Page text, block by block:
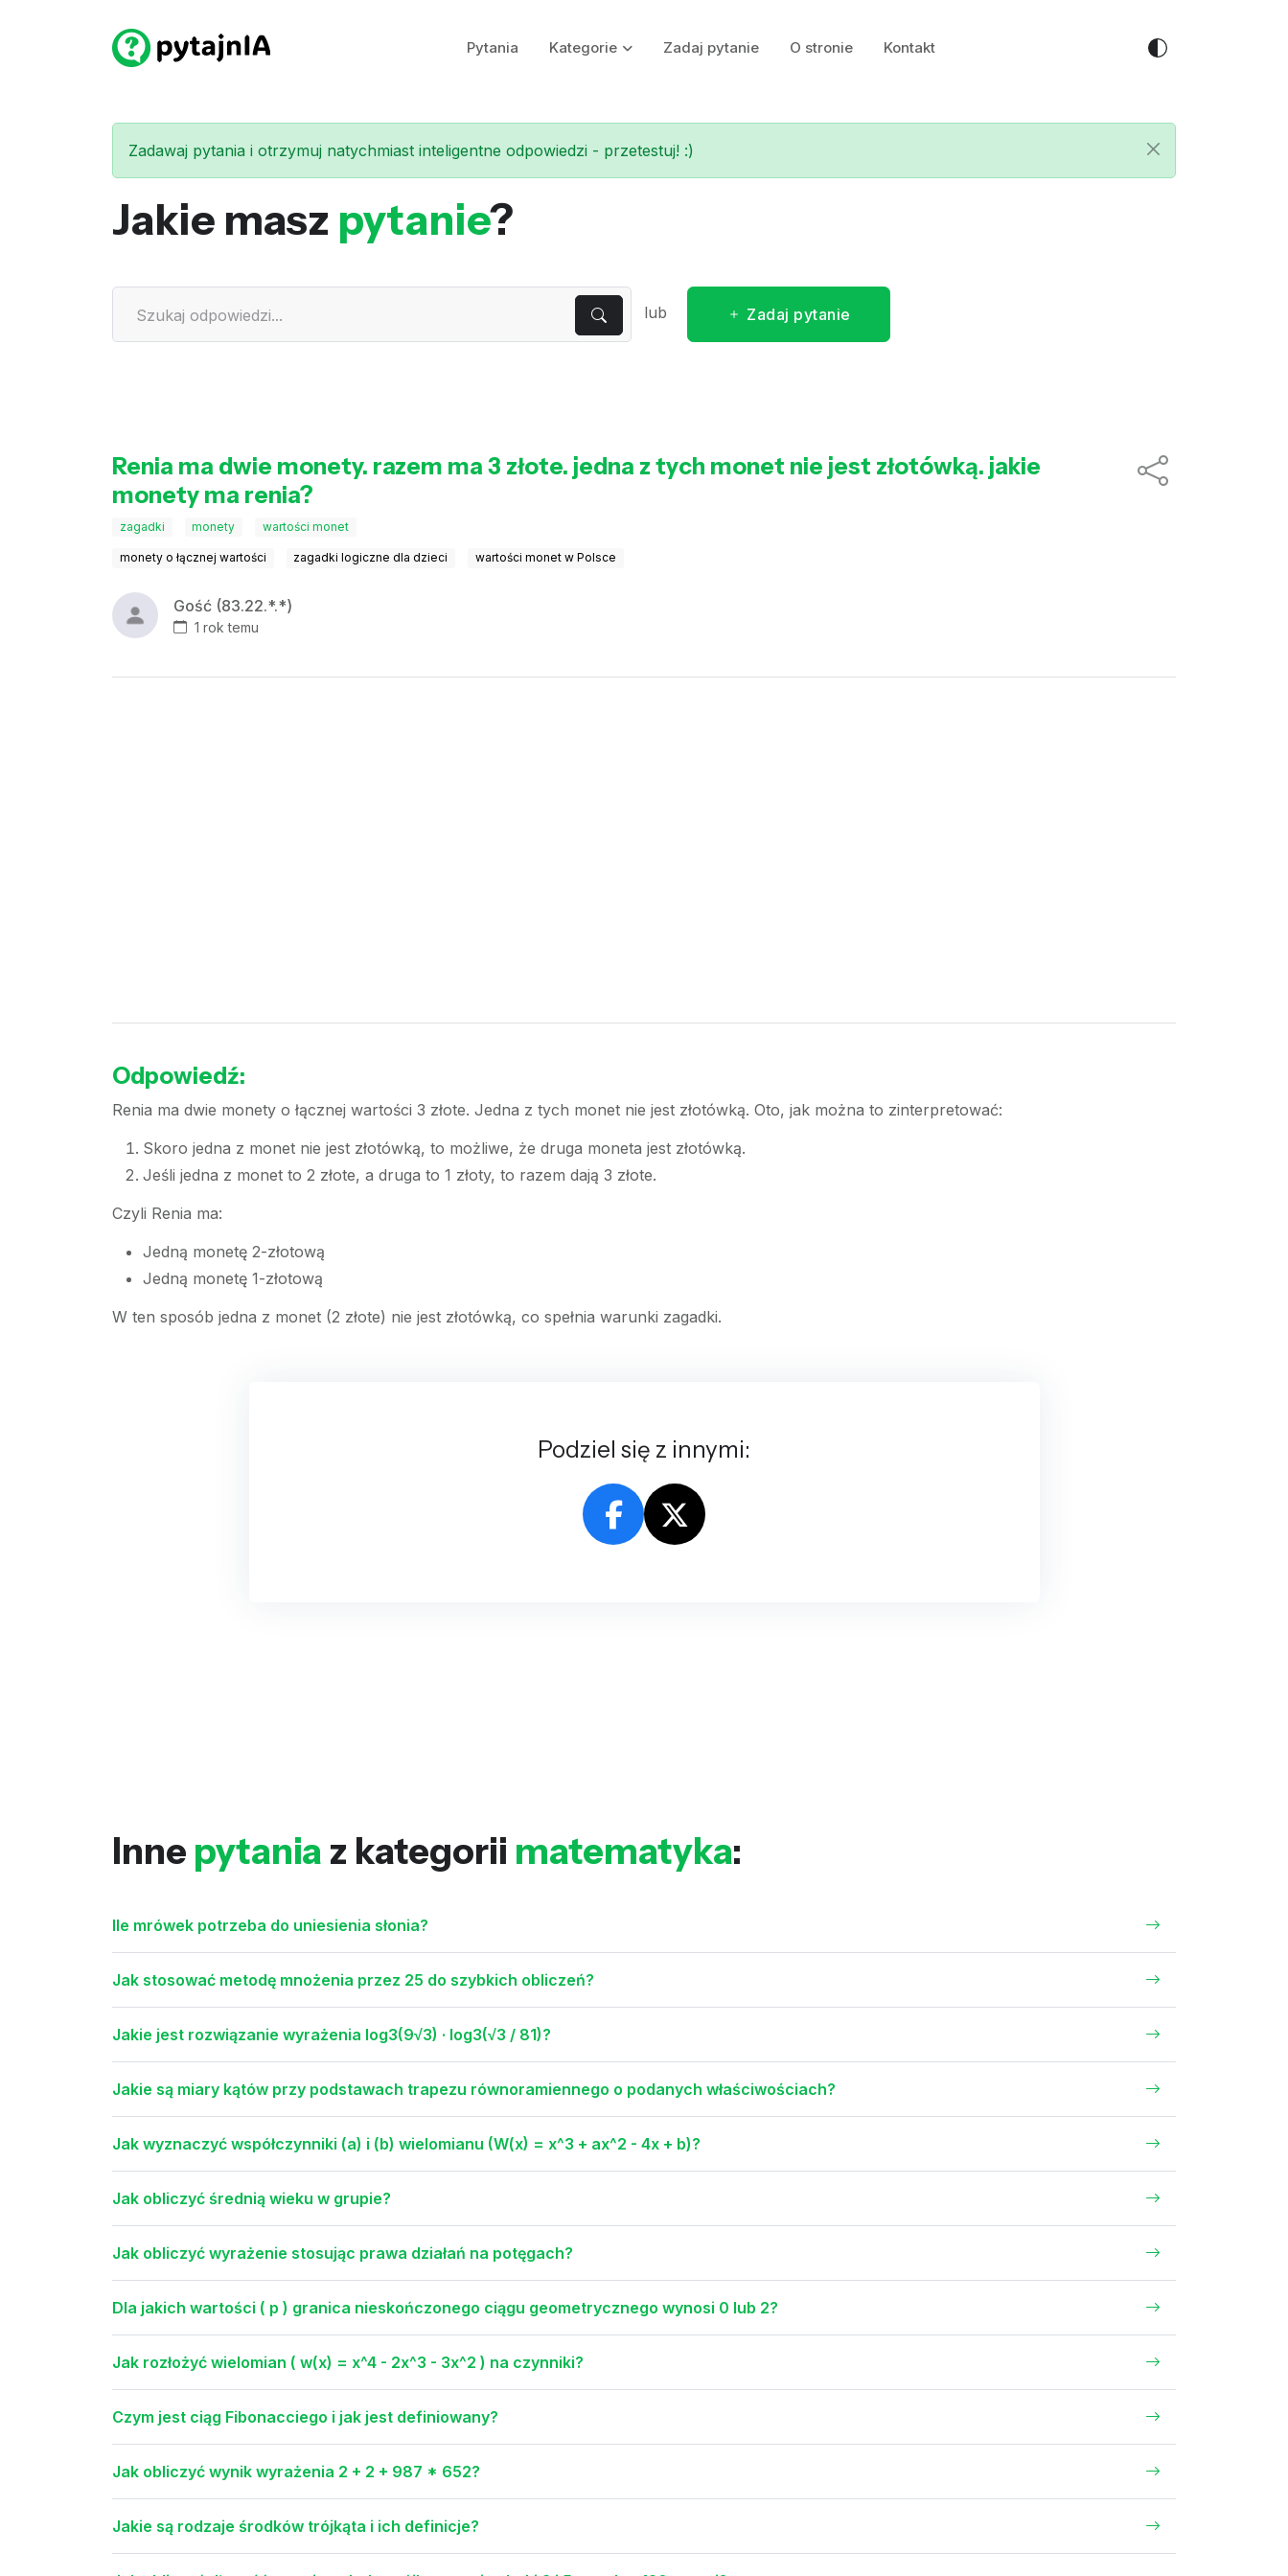
Pytania Kategorie Zadaj pytanie O stronie Kontakt
Zadawaj pytania i otrzymuj natychmiast inteligentne odpowiedzi - przetestuj! :)
Jakie masz pytanie?
lub Zadaj pytanie
Renia ma dwie monety. razem ma 3 złote. jedna z tych monet nie jest złotówką. jakie
monety ma renia?
zagadki monety wartości monet
monety o łącznej wartości zagadki logiczne dla dzieci wartości monet w Polsce
Gość (83.22.*.*)
1 rok temu
Odpowiedź:
Renia ma dwie monety o łącznej wartości 3 złote. Jedna z tych monet nie jest złotówką. Oto, jak można to zinterpretować:
Skoro jedna z monet nie jest złotówką, to możliwe, że druga moneta jest złotówką.
Jeśli jedna z monet to 2 złote, a druga to 1 złoty, to razem dają 3 złote.
Czyli Renia ma:
Jedną monetę 2-złotową
Jedną monetę 1-złotową
W ten sposób jedna z monet (2 złote) nie jest złotówką, co spełnia warunki zagadki.
Podziel się z innymi:
Inne pytania z kategorii matematyka:
Ile mrówek potrzeba do uniesienia słonia?
Jak stosować metodę mnożenia przez 25 do szybkich obliczeń?
Jakie jest rozwiązanie wyrażenia log3(9√3) · log3(√3 / 81)?
Jakie są miary kątów przy podstawach trapezu równoramiennego o podanych właściwościach?
Jak wyznaczyć współczynniki (a) i (b) wielomianu (W(x) = x^3 + ax^2 - 4x + b)?
Jak obliczyć średnią wieku w grupie?
Jak obliczyć wyrażenie stosując prawa działań na potęgach?
Dla jakich wartości ( p ) granica nieskończonego ciągu geometrycznego wynosi 0 lub 2?
Jak rozłożyć wielomian ( w(x) = x^4 - 2x^3 - 3x^2 ) na czynniki?
Czym jest ciąg Fibonacciego i jak jest definiowany?
Jak obliczyć wynik wyrażenia 2 + 2 + 987 * 652?
Jakie są rodzaje środków trójkąta i ich definicje?